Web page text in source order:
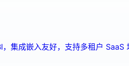
集成嵌入友好，支持多租户 SaaS